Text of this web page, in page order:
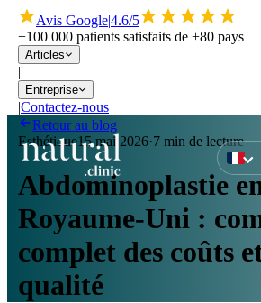
Avis Google|4.6/5
+100 000 patients satisfaits de +80 pays
Articles
|
Entreprise
|Contactez-nous
Retour au blog
Esthétique15 mai 2026·7 min de lecture
Abdominoplastie
Royaume-Uni :
complet des coûts
qualité